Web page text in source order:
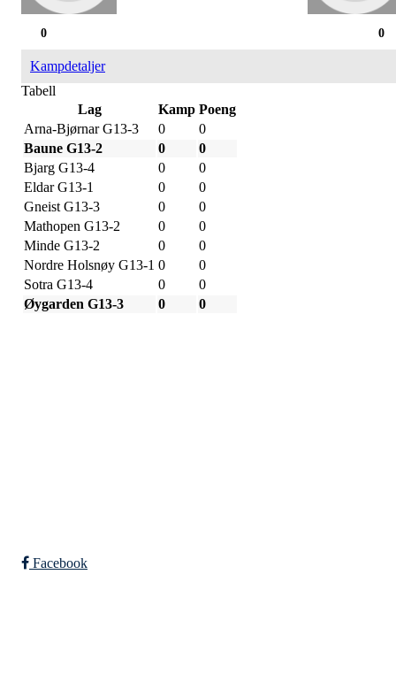
0
0
Kampdetaljer
Tabell
Lag
Kamp Poeng
Arna-Bjørnar G13-3
0
0
Baune G13-2
0
0
Bjarg G13-4
0
0
Eldar G13-1
0
0
Gneist G13-3
0
0
Mathopen G13-2
0
0
Minde G13-2
0
0
Nordre Holsnøy G13-1 0
0
Sotra G13-4
0
0
Øygarden G13-3
0 0
Facebook